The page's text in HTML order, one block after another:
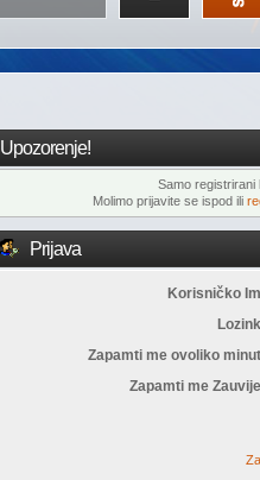
Upozorenje!
Samo registrirani
Molimo prijavite se ispod ili
Prijava
Korisničko
Zapamti me ovoliko
Zapamti me